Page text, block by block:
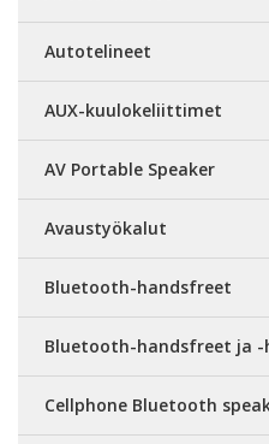
Autotelineet
AUX-kuulokeliittimet
AV Portable Speaker
Avaustyökalut
Bluetooth-handsfreet
Bluetooth-handsfreet ja
Cellphone Bluetooth